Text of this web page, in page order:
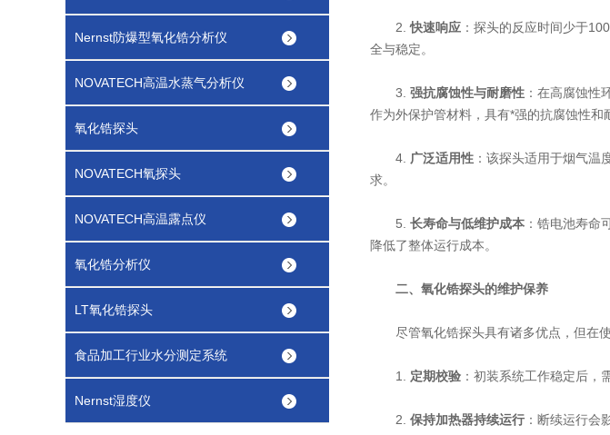
Nernst防爆型氧化锆分析仪
NOVATECH高温水蒸气分析仪
氧化锆探头
NOVATECH氧探头
NOVATECH高温露点仪
氧化锆分析仪
LT氧化锆探头
食品加工行业水分测定系统
Nernst湿度仪
2.快速响应 ：探头的反应时间少于
全与稳定。
3. 强抗腐蚀性与耐磨性 ：在高腐蚀性
作为外保护管材料，具有*强的抗腐蚀性和
4. 广泛适用性 ：该探头适用于烟气
求。
5. 长寿命与低维护成本 ：锆电池寿命
降低了整体运行成本。
二、氧化锆探头的维护保养
尽管氧化锆探头具有诸多优点，但在使
1. 定期校验 ：初装系统工作稳定后，
2. 保持加热器持续运行 ：断续运行会